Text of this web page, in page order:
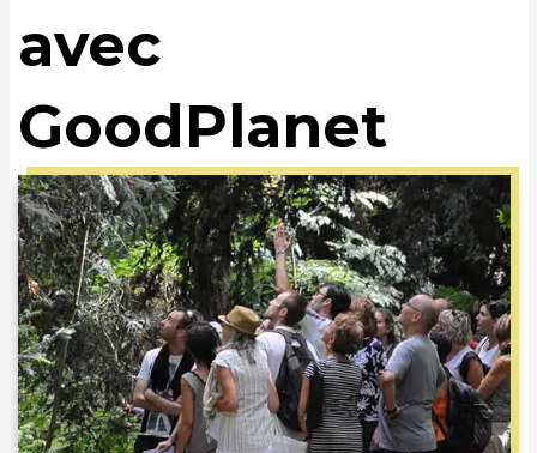
avec
GoodPlanet